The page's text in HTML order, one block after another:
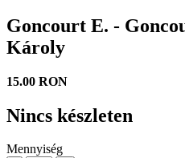
Goncourt E. -
Károly
15.00 RON
Nincs készleten
Mennyiség